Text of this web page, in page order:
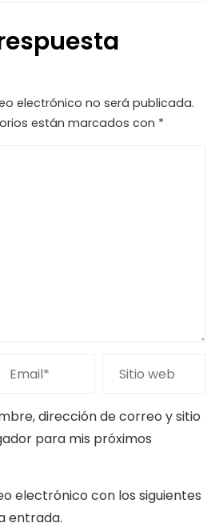
electrónico no será publicada.
están marcados con *
dirección de correo y sitio
para mis próximos
electrónico con los siguientes
entrada.